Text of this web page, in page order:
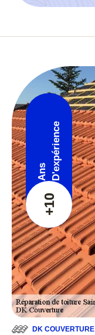
+10
Ans D'expérience
DK COUVERTURE